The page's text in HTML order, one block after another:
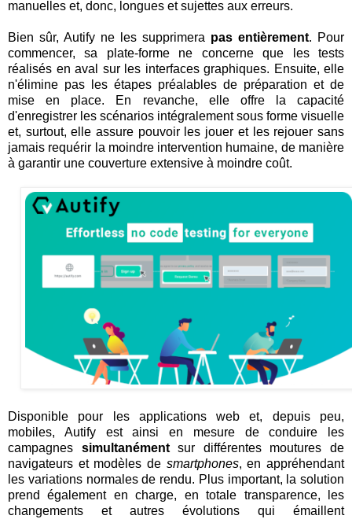
manuelles et, donc, longues et sujettes aux erreurs.
Bien sûr, Autify ne les supprimera pas entièrement. Pour
commencer, sa plate-forme ne concerne que les tests
réalisés en aval sur les interfaces graphiques. Ensuite, elle
n'élimine pas les étapes préalables de préparation et de
mise en place. En revanche, elle offre la capacité
d'enregistrer les scénarios intégralement sous forme visuelle
et, surtout, elle assure pouvoir les jouer et les rejouer sans
jamais requérir la moindre intervention humaine, de manière
à garantir une couverture extensive à moindre coût.
Disponible pour les applications web et, depuis peu,
mobiles, Autify est ainsi en mesure de conduire les
campagnes simultanémentsur différentes moutures de
navigateurs et modèles de smartphones, en appréhendant
les variations normales de rendu. Plus important, la solution
prend également en charge, en totale transparence, les
changements et autres évolutions qui émaillent